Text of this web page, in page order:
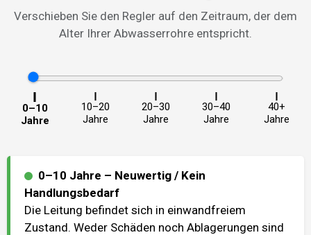
Verschieben Sie den Regler auf den Zeitraum, der dem
Alter Ihrer Abwasserrohre entspricht.
0–10
Jahre
10–20
Jahre
20–30
Jahre
30–40
Jahre
40+
Jahre
0–10 Jahre – Neuwertig / Kein
Handlungsbedarf
Die Leitung befindet sich in einwandfreiem
Zustand. Weder Schäden noch Ablagerungen sind